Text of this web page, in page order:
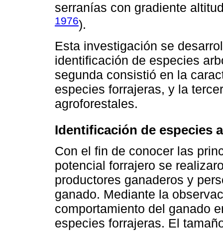
serranías con gradiente
1976).
Esta investigación se
identificación de especies
segunda consistió en la
especies forrajeras, y la
agroforestales.
Identificación de especies
Con el fin de conocer las
potencial forrajero se
productores ganaderos y
ganado. Mediante la
comportamiento del ganado
especies forrajeras. El